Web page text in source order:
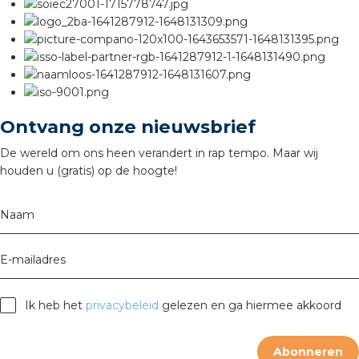
GST®
RST®
Academy
Ontvang onze nieuwsbrief
De wereld om ons heen verandert in rap tempo. Maar wij
houden u (gratis) op de hoogte!
Naam
E-mailadres
Ik heb het privacybeleid gelezen en ga hiermee akkoord
Abonneren